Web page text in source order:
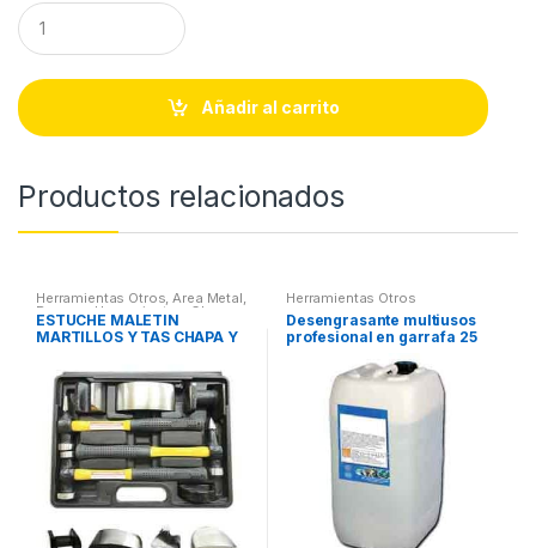
Q
u
a
t
i
Añadir al carrito
Productos relacionados
Herramientas Otros,Area Metal,
Roscas, Herramientas Chapa y
Pintura,Maletines Herramientas,
Extractores, Compresímetros,
ESTUCHE MALETIN
MARTILLOS Y TAS CHAPA Y
Herramientas Otros
Desengrasante multiusos
profesional en garrafa 25